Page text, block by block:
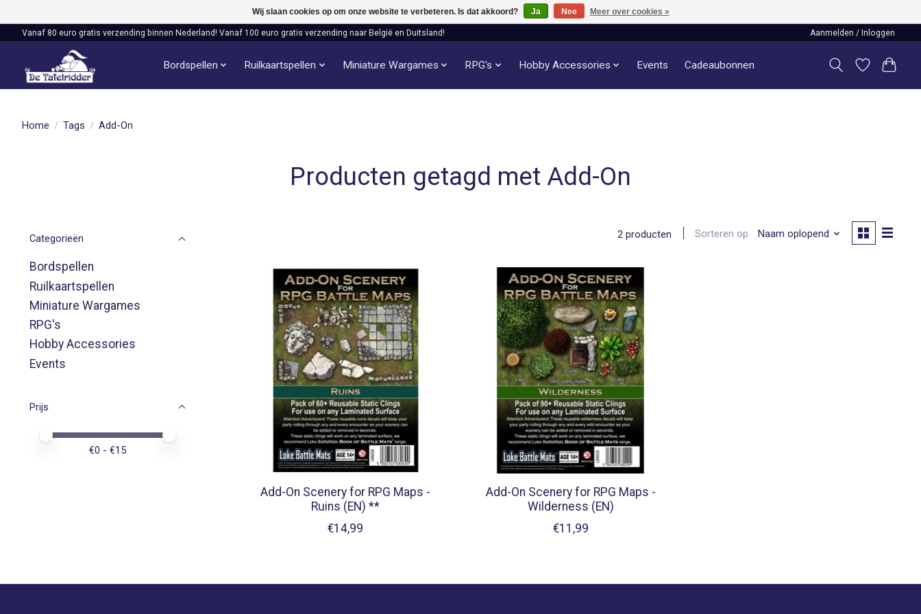
Vanaf 80 euro gratis verzending binnen Nederland! Vanaf 100 euro gratis verzending naar België en Duitsland! Aanmelden / Inloggen
Bordspellen Ruilkaartspellen Miniature Wargames RPG's Hobby Accessories Events Cadeaubonnen
Home / Tags / Add-On
Producten getagd met Add-On
Categorieën
Bordspellen
Ruilkaartspellen
Miniature Wargames
RPG's
Hobby Accessories
Events
Prijs
Minimale prijswaarde
Price maximum value
€0 - €15
2 producten Sorteren op Naam oplopend
Add-On Scenery for RPG Maps -
Ruins (EN) **
€14,99
Add-On Scenery for RPG Maps -
Wilderness (EN)
€11,99
Wij slaan cookies op om onze website te verbeteren. Is dat akkoord? Ja Nee Meer over cookies »